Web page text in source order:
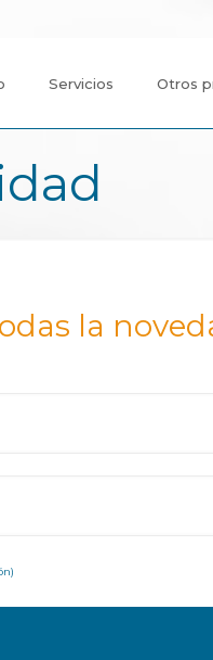
Servicios Otros
la